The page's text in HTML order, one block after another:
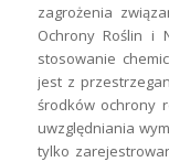
zagrożenia
Ochrony Roślin i
stosowanie
jest z
środków ochrony
uwzględniania
tylko